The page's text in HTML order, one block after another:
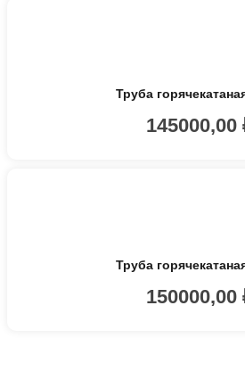
Труба
145000,00
Труба
150000,00